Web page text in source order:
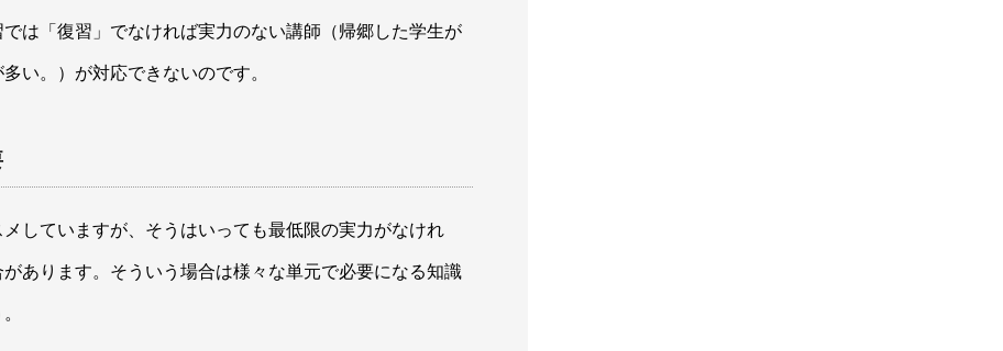
は「復習」でなければ実力のない講師（帰郷した学生が
い。）が対応できないのです。
していますが、そうはいっても最低限の実力がなけれ
あります。そういう場合は様々な単元で必要になる知識